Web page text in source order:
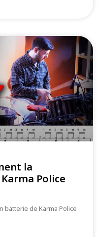
la
Police
batterie de Karma Police